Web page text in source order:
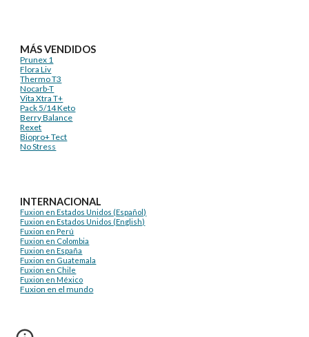
MÁS VENDIDOS
Prunex 1
Flora Liv
Thermo T3
Nocarb-T
Vita Xtra T+
Pack 5/14 Keto
Berry Balance
Rexet
Biopro+ Tect
No Stress
INTERNACIONAL
Fuxion en Estados Unidos (Español)
Fuxion en Estados Unidos (English)
Fuxion en Perú
Fuxion en Colombia
Fuxion en España
Fuxion en Guatemala
Fuxion en Chile
Fuxion en México
Fuxion en el mundo